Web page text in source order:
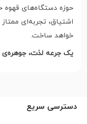
حوزه دستگاه‌های قهوه
اشتیاق، تجربه‌ای
خواهد ساخت.
یک جرعه لذت، جوهره‌ی
دسترسی سریع